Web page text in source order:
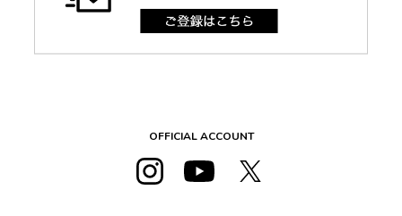
OFFICIAL ACCOUNT